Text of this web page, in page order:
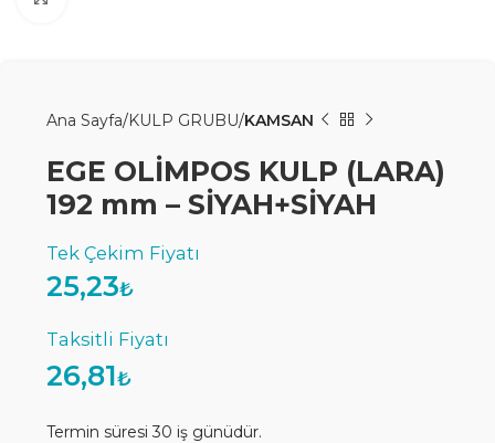
Ana Sayfa KULP GRUBU KAMSAN
EGE OLİMPOS KULP (LARA)
192 mm – SİYAH+SİYAH
25,23₺
26,81₺
Termin süresi 30 iş günüdür.